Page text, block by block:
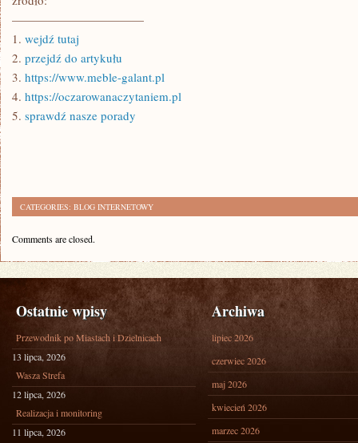
———————————
1. wejdź tutaj
2. przejdź do artykułu
3. https://www.meble-galant.pl
4. https://oczarowanaczytaniem.pl
5. sprawdź nasze porady
CATEGORIES: BLOG INTERNETOWY
Comments are closed.
Ostatnie wpisy
Przewodnik po Miastach i Dzielnicach
13 lipca, 2026
Wasza Strefa
12 lipca, 2026
Realizacja i monitoring
11 lipca, 2026
Archiwa
lipiec 2026
czerwiec 2026
maj 2026
kwiecień 2026
marzec 2026